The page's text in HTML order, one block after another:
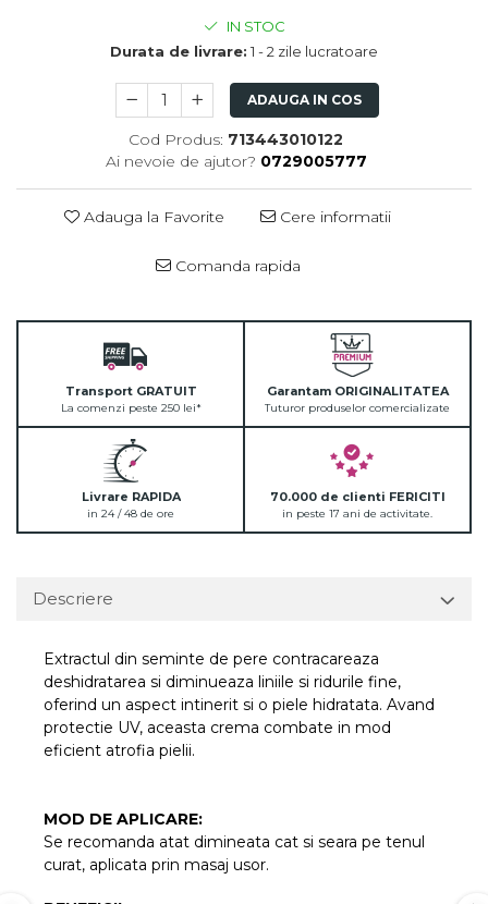
IN STOC
Durata de livrare: 1 - 2 zile lucratoare
ADAUGA IN COS
Cod Produs: 713443010122
Ai nevoie de ajutor? 0729005777
Adauga la Favorite Cere informatii
Comanda rapida
Transport GRATUIT
La comenzi peste 250 lei*
Garantam ORIGINALITATEA
Tuturor produselor comercializate
Livrare RAPIDA
in 24 / 48 de ore
70.000 de clienti FERICITI
in peste 17 ani de activitate.
Descriere
Extractul din seminte de pere contracareaza
deshidratarea si diminueaza liniile si ridurile fine,
oferind un aspect intinerit si o piele hidratata. Avand
protectie UV, aceasta crema combate in mod
eficient atrofia pielii.
MOD DE APLICARE:
Se recomanda atat dimineata cat si seara pe tenul
curat, aplicata prin masaj usor.